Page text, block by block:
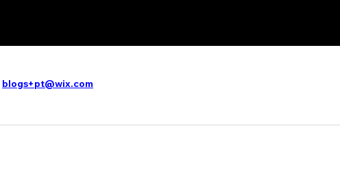
blogs+pt@wix.com